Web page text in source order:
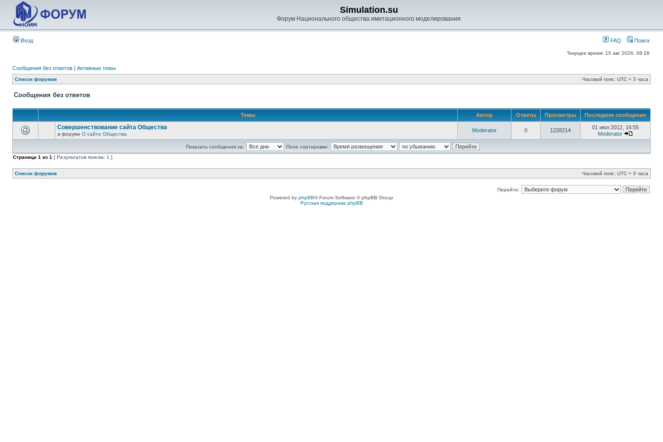
Simulation.su
Форум Национального общества имитационного моделирования
Вход FAQ Поиск
Текущее время: 10 авг 2026, 08:28
Сообщения без ответов | Активные темы
Список форумов Часовой пояс: UTC + 3 часа
Сообщения без ответов
Темы Автор Ответы Просмотры Последнее сообщение
Совершенствование сайта Общества
в форуме О сайте Общества
Moderator 0 1228214
01 июл 2012, 16:55
Moderator
Показать сообщения за:
Поле сортировки:
Страница 1 из 1 [ Результатов поиска: 1 ]
Список форумов Часовой пояс: UTC + 3 часа
Перейти:
Powered by phpBB® Forum Software © phpBB Group
Русская поддержка phpBB